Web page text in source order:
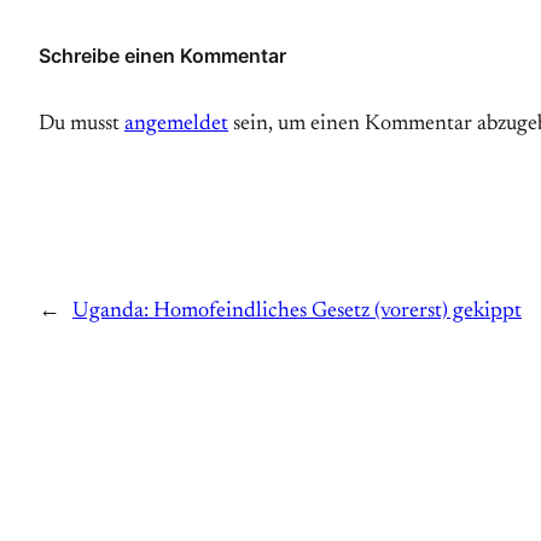
Schreibe einen Kommentar
Du musst angemeldet sein, um einen Kommentar
← Uganda: Homofeindliches Gesetz (vorerst) gekippt